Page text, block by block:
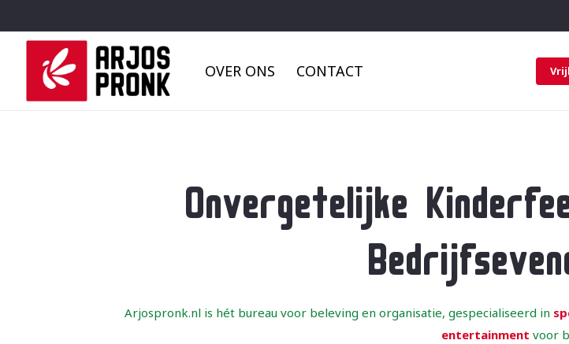
OVER ONS CONTACT
Onvergetelijke
Arjospronk.nl is hét bureau voor beleving en organisatie, gespecialiseerd in
entertainment voor